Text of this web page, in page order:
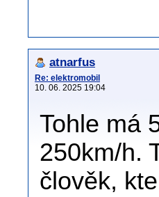
atnarfus
Re: elektromobil
10. 06. 2025 19:04
Tohle má
250km/h.
člověk,